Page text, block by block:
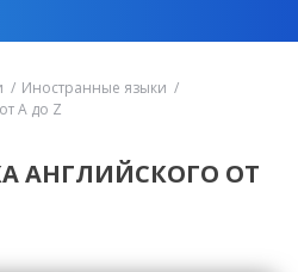
Иностранные языки
A до Z
АНГЛИЙСКОГО ОТ